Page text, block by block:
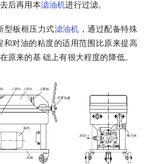
后再用本滤油机进行过滤。
型板框压力式滤油机 ，通过配备特殊
和对油的粘度的适用范围比原来提高
原来的基 础上有很大程度的降低。